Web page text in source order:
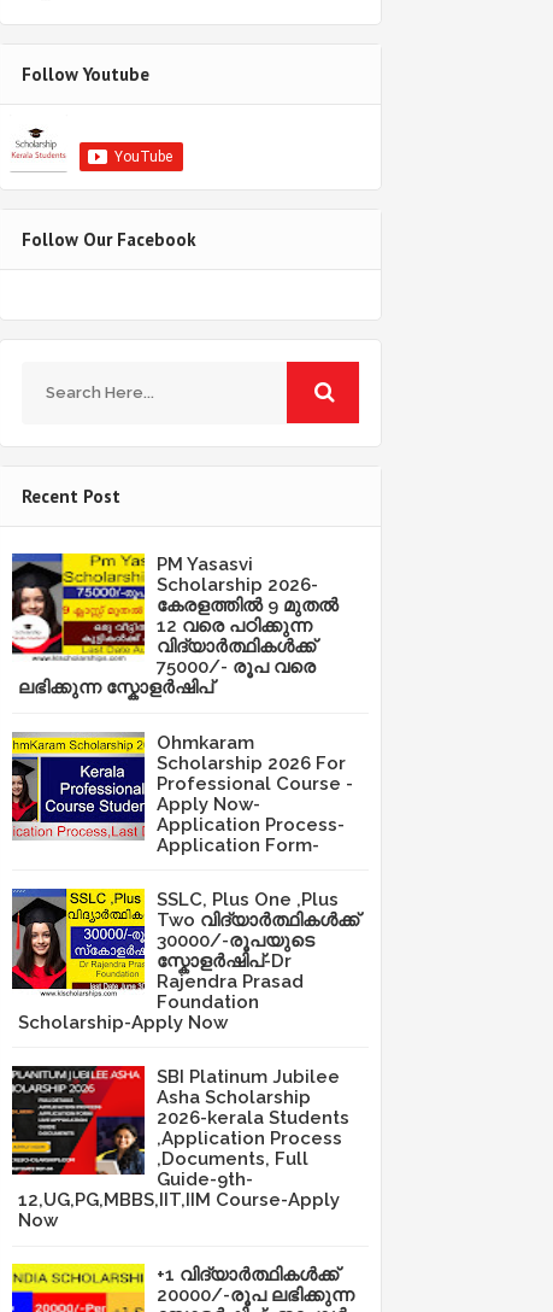
Follow Youtube
Follow Our Facebook
Recent Post
PM Yasasvi
Scholarship 2026-
കേരളത്തിൽ 9 മുതൽ
12 വരെ പഠിക്കുന്ന
വിദ്യാർത്ഥികൾക്ക്
75000/- രൂപ വരെ
ലഭിക്കുന്ന സ്കോളർഷിപ്
Ohmkaram
Scholarship 2026 For
Professional Course -
Apply Now-
Application Process-
Application Form-
SSLC, Plus One ,Plus
Two വിദ്യാർത്ഥികൾക്ക്
30000/-രൂപയുടെ
സ്കോളർഷിപ്-Dr
Rajendra Prasad
Foundation
Scholarship-Apply Now
SBI Platinum Jubilee
Asha Scholarship
2026-kerala Students
,Application Process
,Documents, Full
Guide-9th-
12,UG,PG,MBBS,IIT,IIM Course-Apply
Now
+1 വിദ്യാർത്ഥികൾക്ക്
20000/-രൂപ ലഭിക്കുന്ന